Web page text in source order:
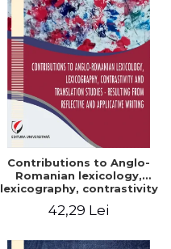
Contributions to Anglo-
Romanian lexicology,
lexicography, contrastivity
Resulting from reflective
42,29 Lei